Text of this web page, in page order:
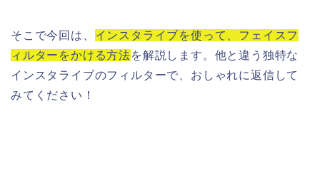
そこで今回は、 インスタライブを使って、フェイスフ
ィルターをかける方法を解説します。他と違う独特な
インスタライブのフィルターで、おしゃれに返信して
みてください！